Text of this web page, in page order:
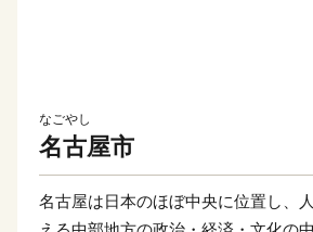
なごやし
名古屋市
名古屋は日本のほぼ中央に位置し、